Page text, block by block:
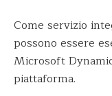
Come servizio
possono essere
Microsoft
piattaforma.